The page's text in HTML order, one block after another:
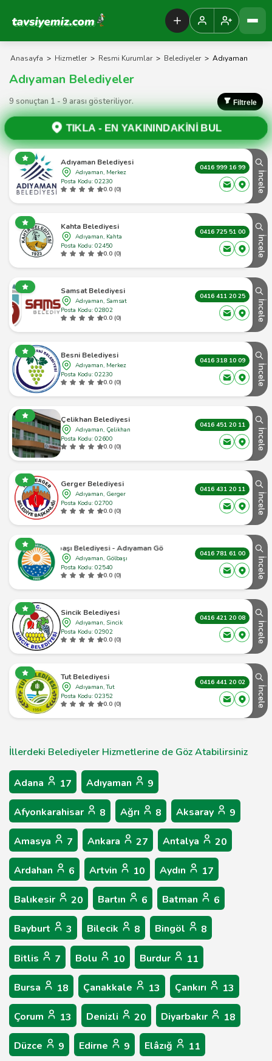
Tavsiyemiz Anasayfa
Anasayfa > Hizmetler > Resmi Kurumlar > Belediyeler > Adıyaman
Adıyaman Belediyeler
9 sonuçtan 1 - 9 arası gösteriliyor. Filtrele
TIKLA -EN YAKININDAKİNİ BUL
Adıyaman Belediyesi
Adıyaman, Merkez
Posta Kodu: 02230
0.0 (0)
0416 999 16 99
İncele
Kahta Belediyesi
Adıyaman, Kahta
Posta Kodu: 02450
0.0 (0)
0416 725 51 00
İncele
Samsat Belediyesi
Adıyaman, Samsat
Posta Kodu: 02802
0.0 (0)
0416 411 20 25
İncele
Besni Belediyesi
Adıyaman, Merkez
Posta Kodu: 02230
0.0 (0)
0416 318 10 09
İncele
Çelikhan Belediyesi
Adıyaman, Çelikhan
Posta Kodu: 02600
0.0 (0)
0416 451 20 11
İncele
Gerger Belediyesi
Adıyaman, Gerger
Posta Kodu: 02700
0.0 (0)
0416 431 20 11
İncele
Gölbaşı Belediyesi - Adıyaman Gölbaşı - 1
Adıyaman, Gölbaşı
Posta Kodu: 02540
0.0 (0)
0416 781 61 00
İncele
Sincik Belediyesi
Adıyaman, Sincik
Posta Kodu: 02902
0.0 (0)
0416 421 20 08
İncele
Tut Belediyesi
Adıyaman, Tut
Posta Kodu: 02352
0.0 (0)
0416 441 20 02
İncele
İllerdeki Belediyeler Hizmetlerine de Göz Atabilirsiniz
Adana 17 Adıyaman 9
Afyonkarahisar 8 Ağrı 8 Aksaray 9
Amasya 7 Ankara 27 Antalya 20
Ardahan 6 Artvin 10 Aydın 17
Balıkesir 20 Bartın 6 Batman 6
Bayburt 3 Bilecik 8 Bingöl 8
Bitlis 7 Bolu 10 Burdur 11
Bursa 18 Çanakkale 13 Çankırı 13
Çorum 13 Denizli 20 Diyarbakır 18
Düzce 9 Edirne 9 Elâzığ 11